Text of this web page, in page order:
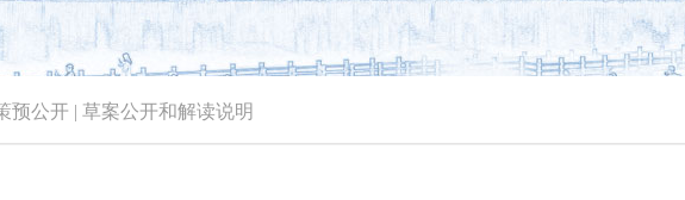
预公开 | 草案公开和解读说明